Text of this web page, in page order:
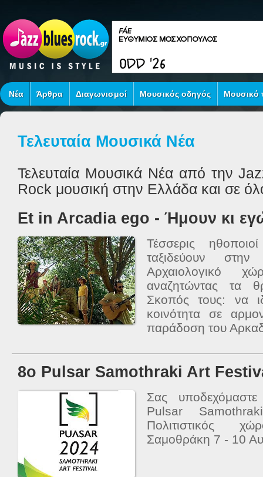
Νέα Άρθρα Διαγωνισμοί Μουσικός οδηγός Μουσικό
Τελευταία Μουσικά Νέα
Τελευταία Μουσικά Νέα από την
Rock μουσική στην Ελλάδα και σε
Et in Arcadia ego - Ήμουν κι
Τέσσερις
ταξιδεύουν
Αρχαιολογικό
αναζητώντας τα
Σκοπός τους: να
κοινότητα σε
παράδοση του
8ο Pulsar Samothraki Art
Σας
Pulsar
Πολιτιστικός
Σαμοθράκη 7 - 10